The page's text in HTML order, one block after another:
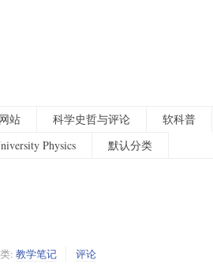
站 科学史哲与评论 软科普
Physics 默认分类
: 教学笔记 评论